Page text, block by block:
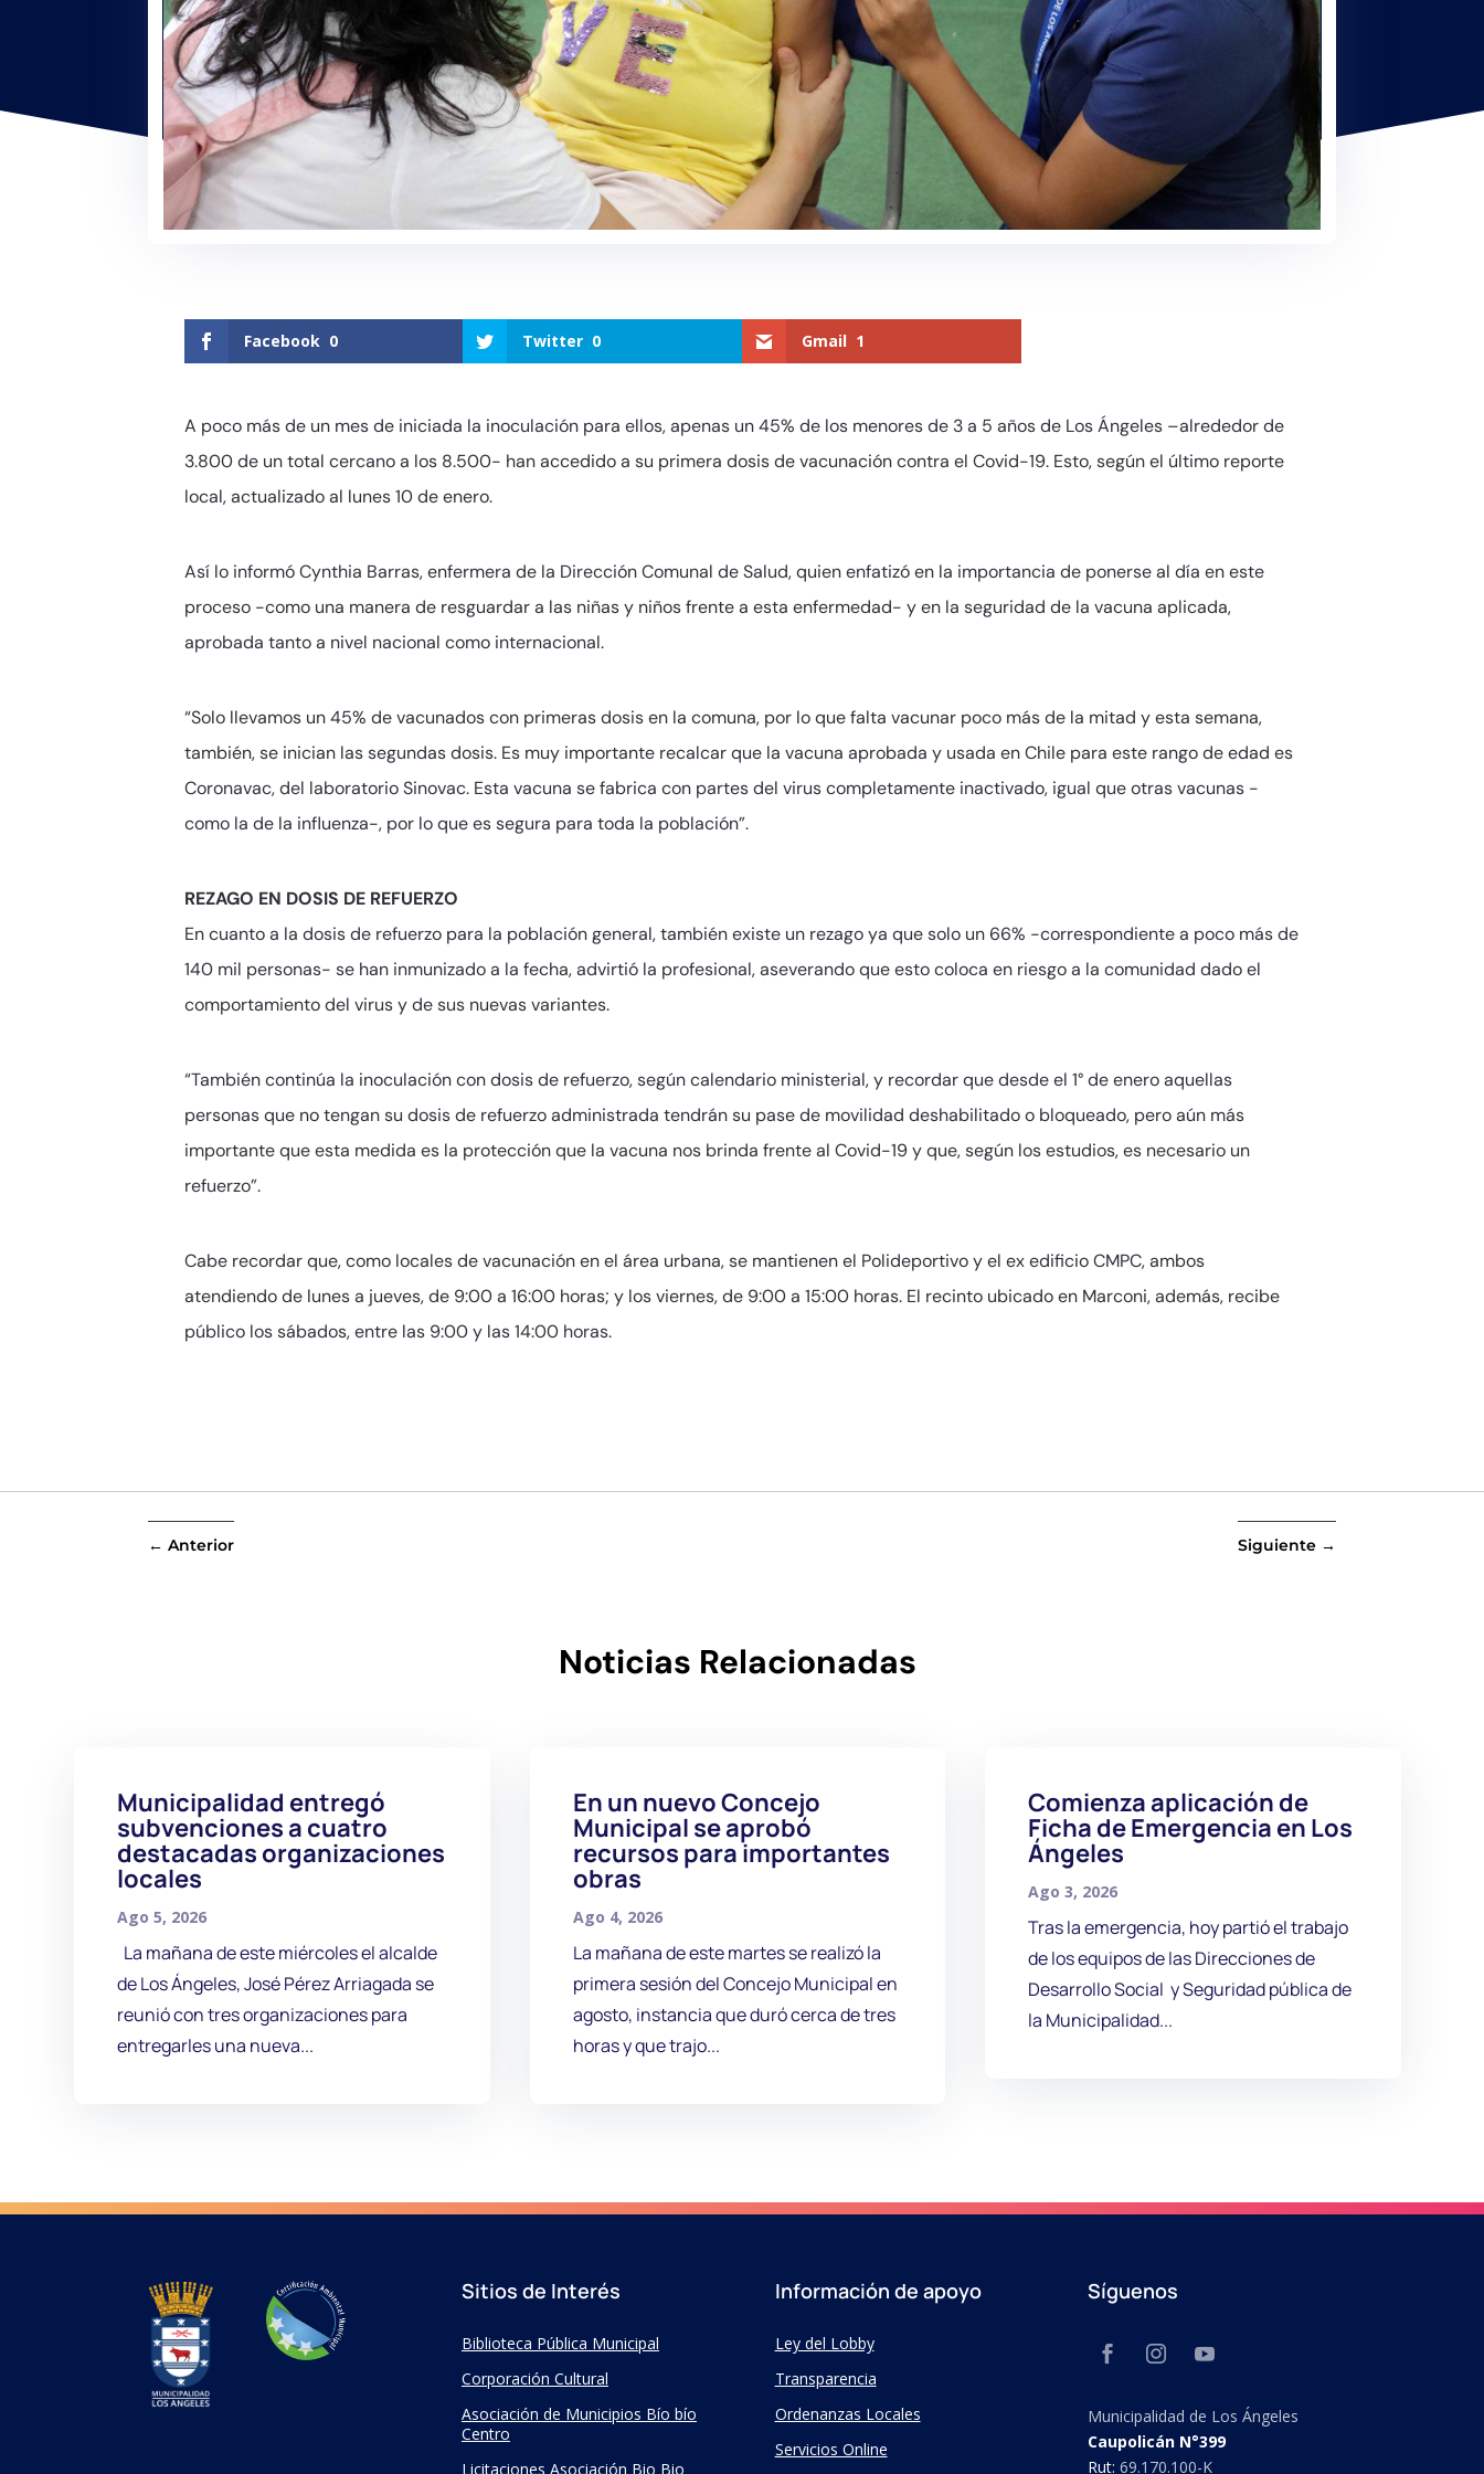
Facebook 0 Twitter 0 Gmail 1
A poco más de un mes de iniciada la inoculación para ellos, apenas un 45% de los menores de 3 a 5 años de Los Ángeles –alrededor de
3.800 de un total cercano a los 8.500- han accedido a su primera dosis de vacunación contra el Covid-19. Esto, según el último reporte
local, actualizado al lunes 10 de enero.
Así lo informó Cynthia Barras, enfermera de la Dirección Comunal de Salud, quien enfatizó en la importancia de ponerse al día en este
proceso -como una manera de resguardar a las niñas y niños frente a esta enfermedad- y en la seguridad de la vacuna aplicada,
aprobada tanto a nivel nacional como internacional.
“Solo llevamos un 45% de vacunados con primeras dosis en la comuna, por lo que falta vacunar poco más de la mitad y esta semana,
también, se inician las segundas dosis. Es muy importante recalcar que la vacuna aprobada y usada en Chile para este rango de edad es
Coronavac, del laboratorio Sinovac. Esta vacuna se fabrica con partes del virus completamente inactivado, igual que otras vacunas -
como la de la influenza-, por lo que es segura para toda la población”.
REZAGO EN DOSIS DE REFUERZO
En cuanto a la dosis de refuerzo para la población general, también existe un rezago ya que solo un 66% -correspondiente a poco más de
140 mil personas- se han inmunizado a la fecha, advirtió la profesional, aseverando que esto coloca en riesgo a la comunidad dado el
comportamiento del virus y de sus nuevas variantes.
“También continúa la inoculación con dosis de refuerzo, según calendario ministerial, y recordar que desde el 1° de enero aquellas
personas que no tengan su dosis de refuerzo administrada tendrán su pase de movilidad deshabilitado o bloqueado, pero aún más
importante que esta medida es la protección que la vacuna nos brinda frente al Covid-19 y que, según los estudios, es necesario un
refuerzo”.
Cabe recordar que, como locales de vacunación en el área urbana, se mantienen el Polideportivo y el ex edificio CMPC, ambos
atendiendo de lunes a jueves, de 9:00 a 16:00 horas; y los viernes, de 9:00 a 15:00 horas. El recinto ubicado en Marconi, además, recibe
público los sábados, entre las 9:00 y las 14:00 horas.
←Anterior Siguiente→
Noticias Relacionadas
Municipalidad entregó
subvenciones a cuatro
destacadas organizaciones
locales
Ago 5, 2026
La mañana de este miércoles el alcalde
de Los Ángeles, José Pérez Arriagada se
reunió con tres organizaciones para
entregarles una nueva...
En un nuevo Concejo
Municipal se aprobó
recursos para importantes
obras
Ago 4, 2026
La mañana de este martes se realizó la
primera sesión del Concejo Municipal en
agosto, instancia que duró cerca de tres
horas y que trajo...
Comienza aplicación de
Ficha de Emergencia en Los
Ángeles
Ago 3, 2026
Tras la emergencia, hoy partió el trabajo
de los equipos de las Direcciones de
Desarrollo Social y Seguridad pública de
la Municipalidad...
Sitios de Interés
Biblioteca Pública Municipal
Corporación Cultural
Asociación de Municipios Bío bío
Centro
Licitaciones Asociación Bio Bio
Información de apoyo
Ley del Lobby
Transparencia
Ordenanzas Locales
Servicios Online
Síguenos
Municipalidad de Los Ángeles
Caupolicán N°399
Rut:69.170.100-K